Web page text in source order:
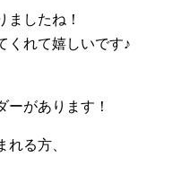
ましたね！
くれて嬉しいです♪
ーがあります！
る方、